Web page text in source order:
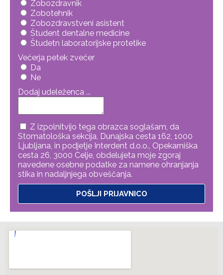
Zobozdravnik
Zobotehnik
Zobozdravstveni asistent
Študent dentalne medicine
Študetn laboratorijske protetike
Večerja petek zvečer
Da
Ne
Dodaj udeleženca ...
Z izpolnitvijo tega obrazca soglašam, da
Stomatološka sekcija, Dunajska cesta 162, 1000
Ljubljana, in podjetje Interdent d.o.o., Opekarniška
cesta 26, 3000 Celje, obdelujeta moje zgoraj
navedene osebne podatke za namene ohranjanja
stika in nadaljnjega obveščanja.
POŠLJI PRIJAVNICO